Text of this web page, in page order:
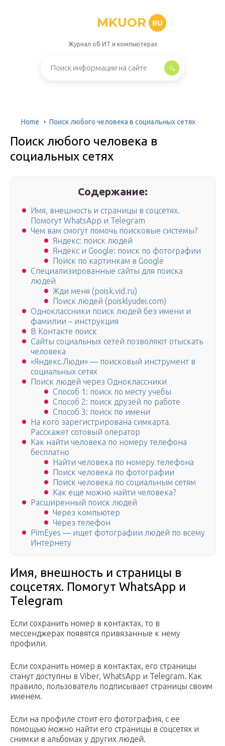
MKUOR RU
Журнал об ИТ и компьютерах
Home Поиск любого человека в социальных сетях
Поиск любого человека в
социальных сетях
Содержание:
Имя, внешность и страницы в соцсетях.
Помогут WhatsApp и Telegram
Чем вам смогут помочь поисковые системы?
Яндекс: поиск людей
Яндекс и Google: поиск по фотографии
Поиск по картинкам в Google
Специализированные сайты для поиска
людей
Жди меня (poisk.vid.ru)
Поиск людей (poisklyudei.com)
Одноклассники поиск людей без имени и
фамилии – инструкция
В Контакте поиск
Сайты социальных сетей позволяют отыскать
человека
«Яндекс.Люди» — поисковый инструмент в
социальных сетях
Поиск людей через Одноклассники
Способ 1: поиск по месту учебы
Способ 2: поиск друзей по работе
Способ 3: поиск по имени
На кого зарегистрирована симкарта.
Расскажет сотовый оператор
Как найти человека по номеру телефона
бесплатно
Найти человека по номеру телефона
Поиск человека по фотографии
Поиск человека по социальным сетям
Как еще можно найти человека?
Расширенный поиск людей
Через компьютер
Через телефон
PimEyes — ищет фотографии людей по всему
Интернету
Имя, внешность и страницы в
соцсетях. Помогут WhatsApp и
Telegram
Если сохранить номер в контактах, то в
мессенджерах появятся привязанные к нему
профили.
Если сохранить номер в контактах, его страницы
станут доступны в Viber, WhatsApp и Telegram. Как
правило, пользователь подписывает страницы своим
именем.
Если на профиле стоит его фотография, с ее
помощью можно найти его страницы в соцсетях и
снимки в альбомах у других людей.